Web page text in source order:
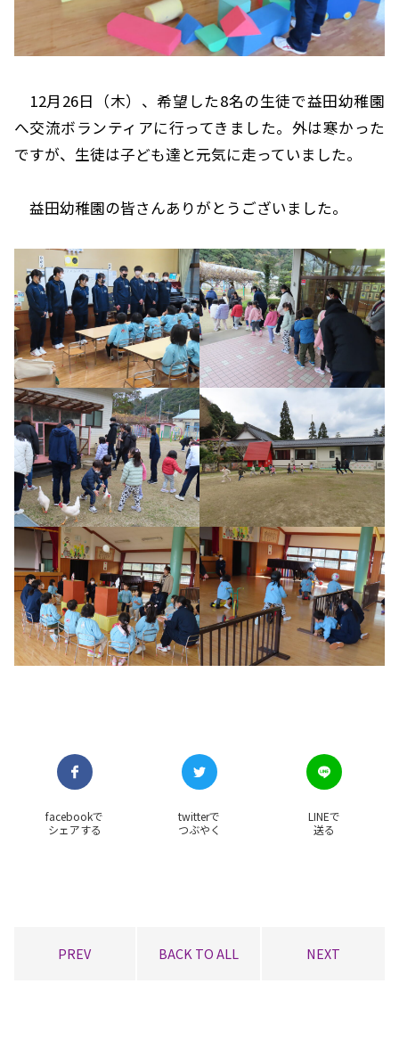
12月26日（木）、希望した8名の生徒で益田幼稚園
へ交流ボランティアに行ってきました。外は寒かった
ですが、生徒は子ども達と元気に走っていました。
益田幼稚園の皆さんありがとうございました。
facebookで
シェアする
twitterで
つぶやく
LINEで
送る
PREV BACK TO ALL NEXT